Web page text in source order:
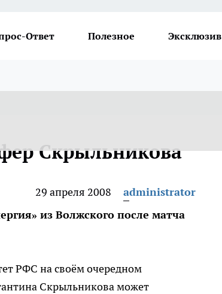
Ответ Полезное Эксклюзив
Скрыльникова
29 апреля 2008
administrator
из Волжского после матча
РФС на своём очередном
Скрыльникова может